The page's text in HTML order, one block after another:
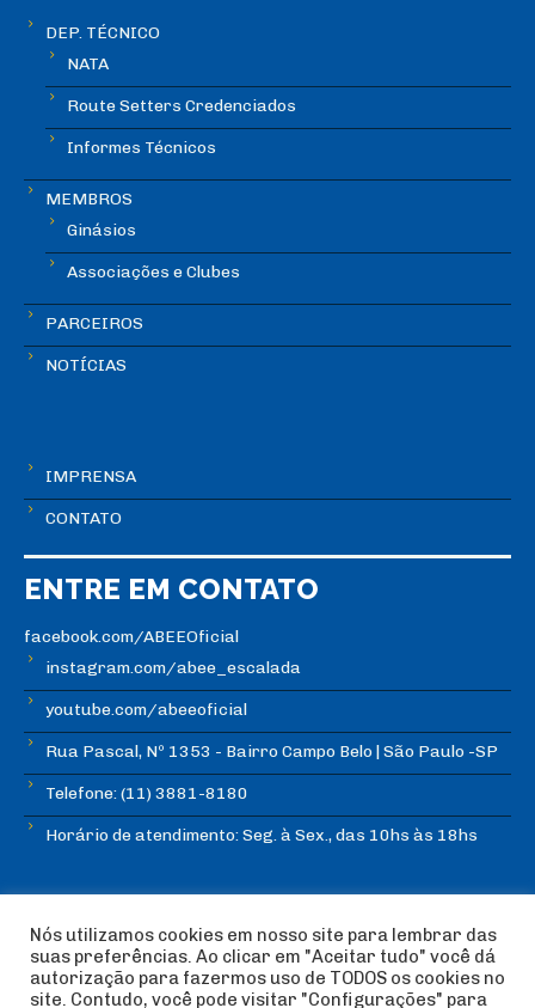
DEP. TÉCNICO
NATA
Route Setters Credenciados
Informes Técnicos
MEMBROS
Ginásios
Associações e Clubes
PARCEIROS
NOTÍCIAS
IMPRENSA
CONTATO
ENTRE EM CONTATO
facebook.com/ABEEOficial
instagram.com/abee_escalada
youtube.com/abeeoficial
Rua Pascal, Nº 1353 - Bairro Campo Belo | São Paulo -SP
Telefone: (11) 3881-8180
Horário de atendimento: Seg. à Sex., das 10hs às 18hs
© Copyright ABEE | Associação Brasileira de Escalada
Nós utilizamos cookies em nosso site para lembrar das
suas preferências. Ao clicar em "Aceitar tudo" você dá
autorização para fazermos uso de TODOS os cookies no
site. Contudo, você pode visitar "Configurações" para